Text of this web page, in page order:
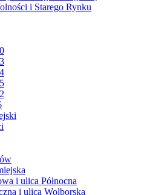
i Starego Rynku
i ulica Północna
i ulica Wolborska